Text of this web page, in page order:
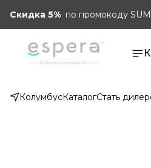
Скидка 5% по промокоду
КолумбусКаталогСтать